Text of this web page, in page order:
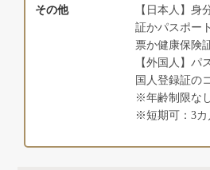
その他
【日本人】身
証かパスポー
票か健康保険
【外国人】パ
国人登録証の
※年齢制限な
※短期可：3カ